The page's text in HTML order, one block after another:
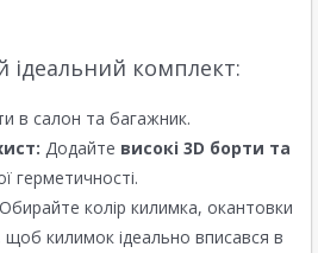
ідеальний комплект:
в салон та багажник.
Додайте високі 3D борти та
герметичності.
Обирайте колір килимка, окантовки
килимок ідеально вписався в